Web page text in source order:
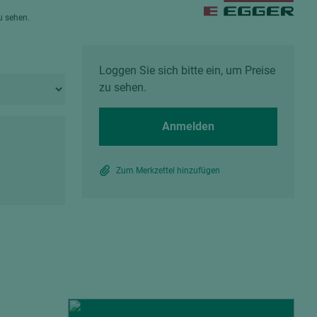
sehen.
Loggen Sie sich bitte ein, um Preise
zu sehen.
Anmelden
Zum Merkzettel hinzufügen